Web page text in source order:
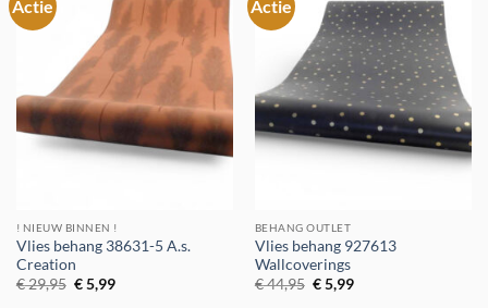
Actie
Toevoegen
aan
verlanglijst
! NIEUW BINNEN !
Vlies behang 38631-5 A.s.
Creation
€29,95 Oorspronkelijke
prijs
€5,99Huidige
Actie
Toevoegen
aan
verlanglijst
BEHANG OUTLET
Vlies behang 927613
Wallcoverings
€44,95 Oorspronkelijke
prijs
€5,99Huidige